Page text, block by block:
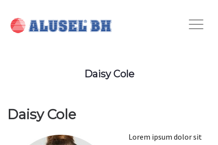
Daisy Cole
Daisy Cole
Lorem ipsum dolor sit